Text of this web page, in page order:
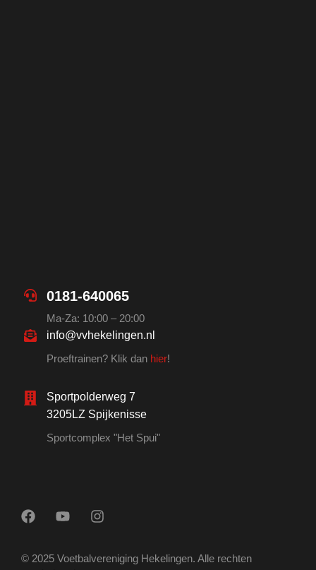
0181-640065
Ma-Za: 10:00 – 20:00
info@vvhekelingen.nl
Proeftrainen? Klik dan hier!
Sportpolderweg 7
3205LZ Spijkenisse
Sportcomplex "Het Spui"
© 2025 Voetbalvereniging Hekelingen. Alle rechten